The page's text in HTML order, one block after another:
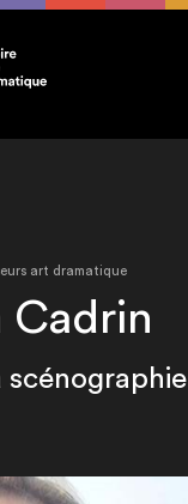
art dramatique
Cadrin
scénographie